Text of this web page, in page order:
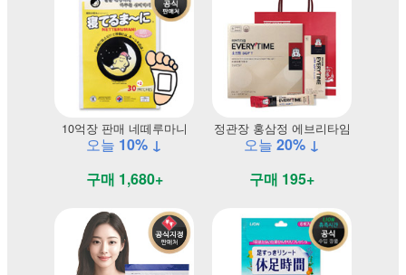
10억장 판매 네떼루마니
오늘 10% ↓
구매 1,680+
정관장 홍삼정 에브리타임
오늘 20% ↓
구매 195+